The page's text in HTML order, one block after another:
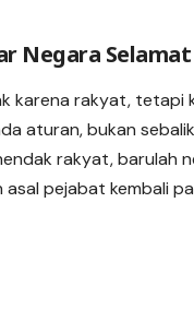
Negara Selamat
karena rakyat, tetapi
aturan, bukan
rakyat, barulah
pejabat kembali